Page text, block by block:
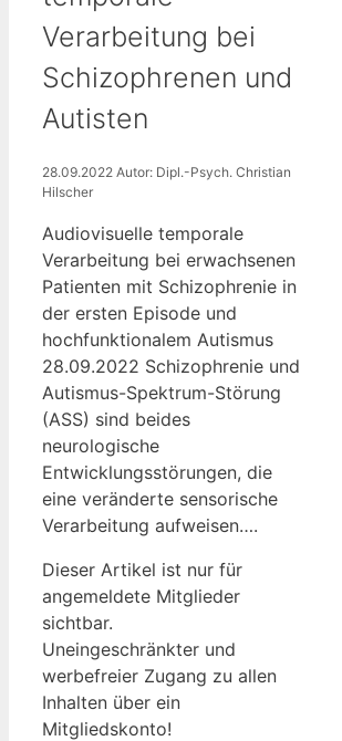
Verarbeitung bei
Schizophrenen und
Autisten
28.09.2022 Autor: Dipl.-Psych. Christian
Hilscher
Audiovisuelle temporale
Verarbeitung bei erwachsenen
Patienten mit Schizophrenie in
der ersten Episode und
hochfunktionalem Autismus
28.09.2022 Schizophrenie und
Autismus-Spektrum-Störung
(ASS) sind beides
neurologische
Entwicklungsstörungen, die
eine veränderte sensorische
Verarbeitung aufweisen….
Dieser Artikel ist nur für
angemeldete Mitglieder
sichtbar.
Uneingeschränkter und
werbefreier Zugang zu allen
Inhalten über ein
Mitgliedskonto!